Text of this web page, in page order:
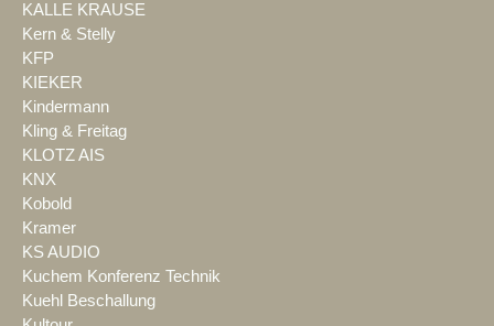
KALLE KRAUSE
Kern & Stelly
KFP
KIEKER
Kindermann
Kling & Freitag
KLOTZ AIS
KNX
Kobold
Kramer
KS AUDIO
Kuchem Konferenz Technik
Kuehl Beschallung